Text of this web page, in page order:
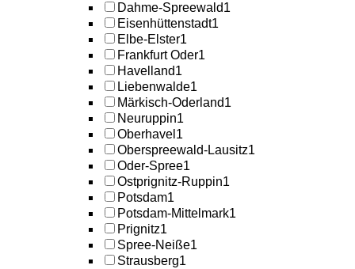
Dahme-Spreewald1
Eisenhüttenstadt1
Elbe-Elster1
Frankfurt Oder1
Havelland1
Liebenwalde1
Märkisch-Oderland1
Neuruppin1
Oberhavel 1
Oberspreewald-Lausitz1
Oder-Spree1
Ostprignitz-Ruppin1
Potsdam1
Potsdam-Mittelmark1
Prignitz1
Spree-Neiße1
Strausberg1